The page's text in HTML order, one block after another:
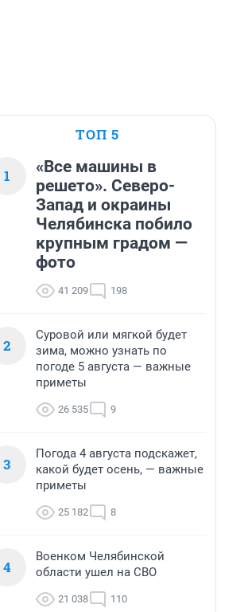
ТОП 5
1
«Все машины в
решето». Северо-
Запад и окраины
Челябинска побило
крупным градом —
фото
41 209 198
2
Суровой или мягкой будет
зима, можно узнать по
погоде 5 августа — важные
приметы
26 535 9
3
Погода 4 августа подскажет,
какой будет осень, — важные
приметы
25 182 8
4
Военком Челябинской
области ушел на СВО
21 038 110